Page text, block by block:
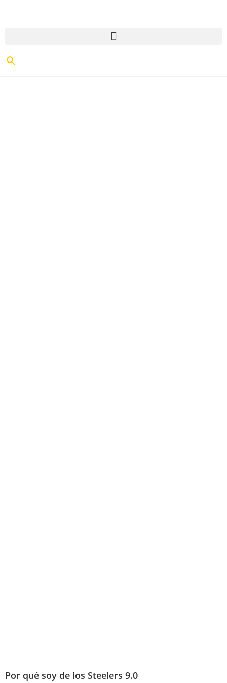
Por qué soy de los Steelers 9.0